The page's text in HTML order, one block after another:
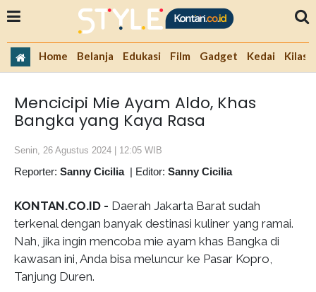
Home Belanja Edukasi Film Gadget Kedai Kilas
Mencicipi Mie Ayam Aldo, Khas
Bangka yang Kaya Rasa
Senin, 26 Agustus 2024 | 12:05 WIB
Reporter: Sanny Cicilia| Editor: Sanny Cicilia
KONTAN.CO.ID - Daerah Jakarta Barat sudah
terkenal dengan banyak destinasi kuliner yang ramai.
Nah, jika ingin mencoba mie ayam khas Bangka di
kawasan ini, Anda bisa meluncur ke Pasar Kopro,
Tanjung Duren.